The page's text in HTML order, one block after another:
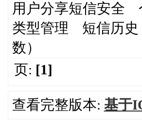
用户分享短信安全
类型管理 短信历
数）
页: [1]
查看完整版本: 基于